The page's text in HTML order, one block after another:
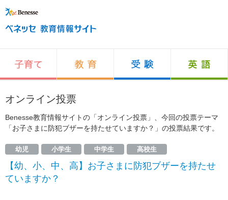
オンライン投票
Benesse教育情報サイトの「オンライン投票」、今回の投票テーマ
「お子さまに防犯ブザーを持たせていますか？」の投票結果です。
幼児 小学生 中学生 高校生
【幼、小、中、高】お子さまに防犯ブザーを持たせ
ていますか？